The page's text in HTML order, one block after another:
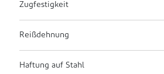
Zugfestigkeit
Reißdehnung
Haftung auf Stahl